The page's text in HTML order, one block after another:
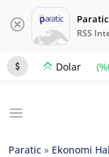
RSS
Dolar
Paratic » Ekonomi